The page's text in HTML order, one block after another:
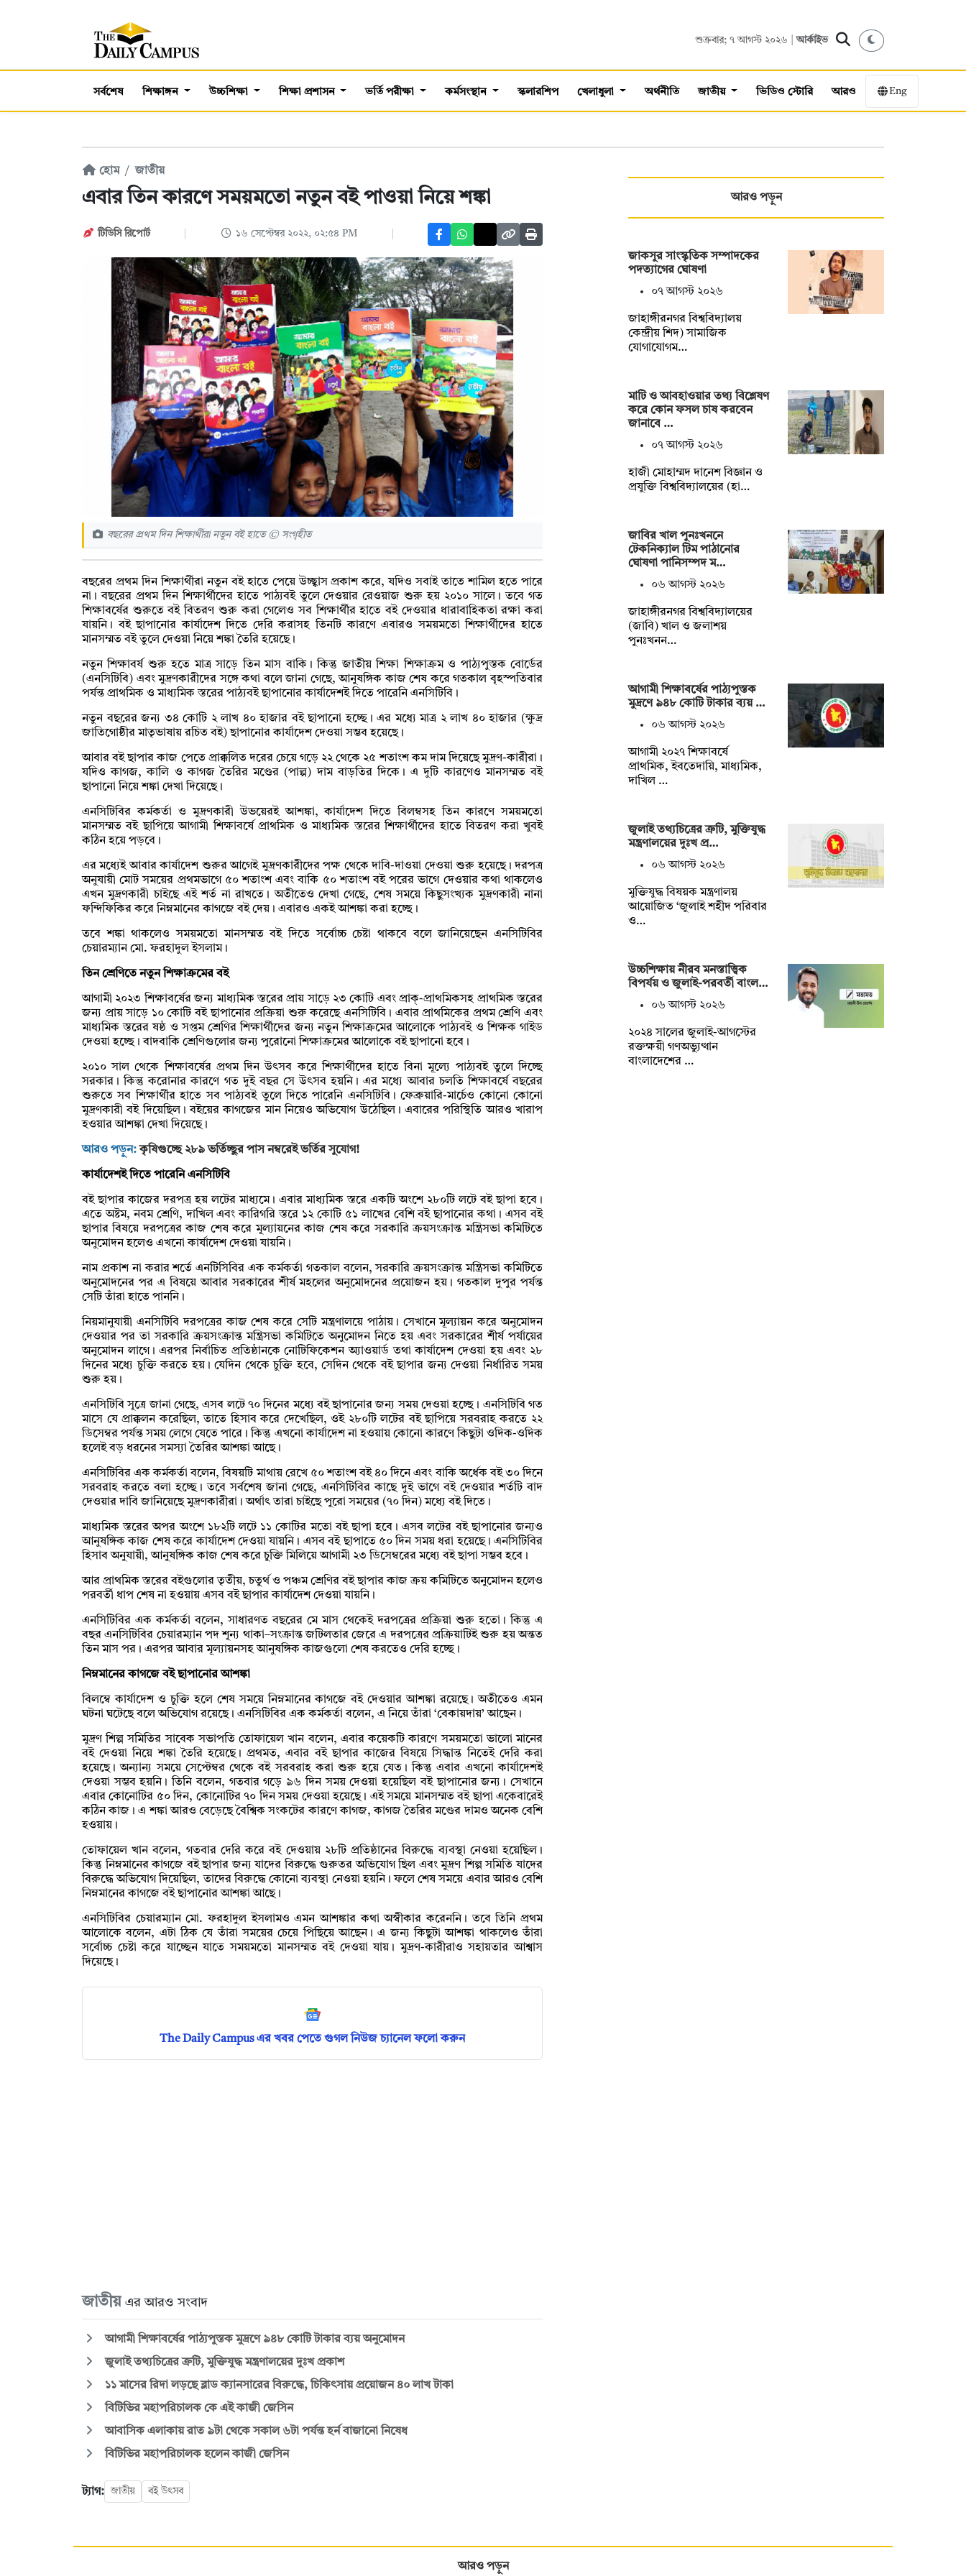
শুক্রবার; ৭ আগস্ট ২০২৬ |আর্কাইভ
সর্বশেষ শিক্ষাঙ্গন উচ্চশিক্ষা শিক্ষা প্রশাসন ভর্তি পরীক্ষা কর্মসংস্থান স্কলারশিপ খেলাধুলা অর্থনীতি জাতীয় ভিডিও স্টোরি আরও Eng
হোম জাতীয়
এবার তিন কারণে সময়মতো নতুন বই পাওয়া নিয়ে শঙ্কা
টিডিসি রিপোর্ট ১৬ সেপ্টেম্বর ২০২২, ০২:৫৪ PM
বছরের প্রথম দিন শিক্ষার্থীরা নতুন বই হাতে © সংগৃহীত
বছরের প্রথম দিন শিক্ষার্থীরা নতুন বই হাতে পেয়ে উচ্ছ্বাস প্রকাশ করে, যদিও সবাই তাতে শামিল হতে পারে
না। বছরের প্রথম দিন শিক্ষার্থীদের হাতে পাঠ্যবই তুলে দেওয়ার রেওয়াজ শুরু হয় ২০১০ সালে। তবে গত
শিক্ষাবর্ষের শুরুতে বই বিতরণ শুরু করা গেলেও সব শিক্ষার্থীর হাতে বই দেওয়ার ধারাবাহিকতা রক্ষা করা
যায়নি। বই ছাপানোর কার্যাদেশ দিতে দেরি করাসহ তিনটি কারণে এবারও সময়মতো শিক্ষার্থীদের হাতে
মানসম্মত বই তুলে দেওয়া নিয়ে শঙ্কা তৈরি হয়েছে।
নতুন শিক্ষাবর্ষ শুরু হতে মাত্র সাড়ে তিন মাস বাকি। কিন্তু জাতীয় শিক্ষা শিক্ষাক্রম ও পাঠ্যপুস্তক বোর্ডের
(এনসিটিবি) এবং মুদ্রণকারীদের সঙ্গে কথা বলে জানা গেছে, আনুষঙ্গিক কাজ শেষ করে গতকাল বৃহস্পতিবার
পর্যন্ত প্রাথমিক ও মাধ্যমিক স্তরের পাঠ্যবই ছাপানোর কার্যাদেশই দিতে পারেনি এনসিটিবি।
নতুন বছরের জন্য ৩৪ কোটি ২ লাখ ৪০ হাজার বই ছাপানো হচ্ছে। এর মধ্যে মাত্র ২ লাখ ৪০ হাজার (ক্ষুদ্র
জাতিগোষ্ঠীর মাতৃভাষায় রচিত বই) ছাপানোর কার্যাদেশ দেওয়া সম্ভব হয়েছে।
আবার বই ছাপার কাজ পেতে প্রাক্কলিত দরের চেয়ে গড়ে ২২ থেকে ২৫ শতাংশ কম দাম দিয়েছে মুদ্রণ-কারীরা।
যদিও কাগজ, কালি ও কাগজ তৈরির মণ্ডের (পাল্প) দাম বাড়তির দিকে। এ দুটি কারণেও মানসম্মত বই
ছাপানো নিয়ে শঙ্কা দেখা দিয়েছে।
এনসিটিবির কর্মকর্তা ও মুদ্রণকারী উভয়েরই আশঙ্কা, কার্যাদেশ দিতে বিলম্বসহ তিন কারণে সময়মতো
মানসম্মত বই ছাপিয়ে আগামী শিক্ষাবর্ষে প্রাথমিক ও মাধ্যমিক স্তরের শিক্ষার্থীদের হাতে বিতরণ করা খুবই
কঠিন হয়ে পড়বে।
এর মধ্যেই আবার কার্যাদেশ শুরুর আগেই মুদ্রণকারীদের পক্ষ থেকে দাবি-দাওয়া দেওয়া শুরু হয়েছে। দরপত্র
অনুযায়ী মোট সময়ের প্রথমভাগে ৫০ শতাংশ এবং বাকি ৫০ শতাংশ বই পরের ভাগে দেওয়ার কথা থাকলেও
এখন মুদ্রণকারী চাইছে এই শর্ত না রাখতে। অতীতেও দেখা গেছে, শেষ সময়ে কিছুসংখ্যক মুদ্রণকারী নানা
ফন্দিফিকির করে নিম্নমানের কাগজে বই দেয়। এবারও একই আশঙ্কা করা হচ্ছে।
তবে শঙ্কা থাকলেও সময়মতো মানসম্মত বই দিতে সর্বোচ্চ চেষ্টা থাকবে বলে জানিয়েছেন এনসিটিবির
চেয়ারম্যান মো. ফরহাদুল ইসলাম।
তিন শ্রেণিতে নতুন শিক্ষাক্রমের বই
আগামী ২০২৩ শিক্ষাবর্ষের জন্য মাধ্যমিক স্তরের প্রায় সাড়ে ২৩ কোটি এবং প্রাক্-প্রাথমিকসহ প্রাথমিক স্তরের
জন্য প্রায় সাড়ে ১০ কোটি বই ছাপানোর প্রক্রিয়া শুরু করেছে এনসিটিবি। এবার প্রাথমিকের প্রথম শ্রেণি এবং
মাধ্যমিক স্তরের ষষ্ঠ ও সপ্তম শ্রেণির শিক্ষার্থীদের জন্য নতুন শিক্ষাক্রমের আলোকে পাঠ্যবই ও শিক্ষক গাইড
দেওয়া হচ্ছে। বাদবাকি শ্রেণিগুলোর জন্য পুরোনো শিক্ষাক্রমের আলোকে বই ছাপানো হবে।
২০১০ সাল থেকে শিক্ষাবর্ষের প্রথম দিন উৎসব করে শিক্ষার্থীদের হাতে বিনা মূল্যে পাঠ্যবই তুলে দিচ্ছে
সরকার। কিন্তু করোনার কারণে গত দুই বছর সে উৎসব হয়নি। এর মধ্যে আবার চলতি শিক্ষাবর্ষে বছরের
শুরুতে সব শিক্ষার্থীর হাতে সব পাঠ্যবই তুলে দিতে পারেনি এনসিটিবি। ফেব্রুয়ারি-মার্চেও কোনো কোনো
মুদ্রণকারী বই দিয়েছিল। বইয়ের কাগজের মান নিয়েও অভিযোগ উঠেছিল। এবারের পরিস্থিতি আরও খারাপ
হওয়ার আশঙ্কা দেখা দিয়েছে।
আরও পড়ুন:কৃষিগুচ্ছে ২৮৯ ভর্তিচ্ছুর পাস নম্বরেই ভর্তির সুযোগ!
কার্যাদেশই দিতে পারেনি এনসিটিবি
বই ছাপার কাজের দরপত্র হয় লটের মাধ্যমে। এবার মাধ্যমিক স্তরে একটি অংশে ২৮০টি লটে বই ছাপা হবে।
এতে অষ্টম, নবম শ্রেণি, দাখিল এবং কারিগরি স্তরে ১২ কোটি ৫১ লাখের বেশি বই ছাপানোর কথা। এসব বই
ছাপার বিষয়ে দরপত্রের কাজ শেষ করে মূল্যায়নের কাজ শেষ করে সরকারি ক্রয়সংক্রান্ত মন্ত্রিসভা কমিটিতে
অনুমোদন হলেও এখনো কার্যাদেশ দেওয়া যায়নি।
নাম প্রকাশ না করার শর্তে এনটিসিবির এক কর্মকর্তা গতকাল বলেন, সরকারি ক্রয়সংক্রান্ত মন্ত্রিসভা কমিটিতে
অনুমোদনের পর এ বিষয়ে আবার সরকারের শীর্ষ মহলের অনুমোদনের প্রয়োজন হয়। গতকাল দুপুর পর্যন্ত
সেটি তাঁরা হাতে পাননি।
নিয়মানুযায়ী এনসিটিবি দরপত্রের কাজ শেষ করে সেটি মন্ত্রণালয়ে পাঠায়। সেখানে মূল্যায়ন করে অনুমোদন
দেওয়ার পর তা সরকারি ক্রয়সংক্রান্ত মন্ত্রিসভা কমিটিতে অনুমোদন নিতে হয় এবং সরকারের শীর্ষ পর্যায়ের
অনুমোদন লাগে। এরপর নির্বাচিত প্রতিষ্ঠানকে নোটিফিকেশন অ্যাওয়ার্ড তথা কার্যাদেশ দেওয়া হয় এবং ২৮
দিনের মধ্যে চুক্তি করতে হয়। যেদিন থেকে চুক্তি হবে, সেদিন থেকে বই ছাপার জন্য দেওয়া নির্ধারিত সময়
শুরু হয়।
এনসিটিবি সূত্রে জানা গেছে, এসব লটে ৭০ দিনের মধ্যে বই ছাপানোর জন্য সময় দেওয়া হচ্ছে। এনসিটিবি গত
মাসে যে প্রাক্কলন করেছিল, তাতে হিসাব করে দেখেছিল, ওই ২৮০টি লটের বই ছাপিয়ে সরবরাহ করতে ২২
ডিসেম্বর পর্যন্ত সময় লেগে যেতে পারে। কিন্তু এখনো কার্যাদেশ না হওয়ায় কোনো কারণে কিছুটা ওদিক-ওদিক
হলেই বড় ধরনের সমস্যা তৈরির আশঙ্কা আছে।
এনসিটিবির এক কর্মকর্তা বলেন, বিষয়টি মাথায় রেখে ৫০ শতাংশ বই ৪০ দিনে এবং বাকি অর্ধেক বই ৩০ দিনে
সরবরাহ করতে বলা হচ্ছে। তবে সর্বশেষ জানা গেছে, এনসিটিবির কাছে দুই ভাগে বই দেওয়ার শর্তটি বাদ
দেওয়ার দাবি জানিয়েছে মুদ্রণকারীরা। অর্থাৎ তারা চাইছে পুরো সময়ের (৭০ দিন) মধ্যে বই দিতে।
মাধ্যমিক স্তরের অপর অংশে ১৮২টি লটে ১১ কোটির মতো বই ছাপা হবে। এসব লটের বই ছাপানোর জন্যও
আনুষঙ্গিক কাজ শেষ করে কার্যাদেশ দেওয়া যায়নি। এসব বই ছাপাতে ৫০ দিন সময় ধরা হয়েছে। এনসিটিবির
হিসাব অনুযায়ী, আনুষঙ্গিক কাজ শেষ করে চুক্তি মিলিয়ে আগামী ২৩ ডিসেম্বরের মধ্যে বই ছাপা সম্ভব হবে।
আর প্রাথমিক স্তরের বইগুলোর তৃতীয়, চতুর্থ ও পঞ্চম শ্রেণির বই ছাপার কাজ ক্রয় কমিটিতে অনুমোদন হলেও
পরবর্তী ধাপ শেষ না হওয়ায় এসব বই ছাপার কার্যাদেশ দেওয়া যায়নি।
এনসিটিবির এক কর্মকর্তা বলেন, সাধারণত বছরের মে মাস থেকেই দরপত্রের প্রক্রিয়া শুরু হতো। কিন্তু এ
বছর এনসিটিবির চেয়ারম্যান পদ শূন্য থাকা–সংক্রান্ত জটিলতার জেরে এ দরপত্রের প্রক্রিয়াটিই শুরু হয় অন্তত
তিন মাস পর। এরপর আবার মূল্যায়নসহ আনুষঙ্গিক কাজগুলো শেষ করতেও দেরি হচ্ছে।
নিম্নমানের কাগজে বই ছাপানোর আশঙ্কা
বিলম্বে কার্যাদেশ ও চুক্তি হলে শেষ সময়ে নিম্নমানের কাগজে বই দেওয়ার আশঙ্কা রয়েছে। অতীতেও এমন
ঘটনা ঘটেছে বলে অভিযোগ রয়েছে। এনসিটিবির এক কর্মকর্তা বলেন, এ নিয়ে তাঁরা ‘বেকায়দায়’ আছেন।
মুদ্রণ শিল্প সমিতির সাবেক সভাপতি তোফায়েল খান বলেন, এবার কয়েকটি কারণে সময়মতো ভালো মানের
বই দেওয়া নিয়ে শঙ্কা তৈরি হয়েছে। প্রথমত, এবার বই ছাপার কাজের বিষয়ে সিদ্ধান্ত নিতেই দেরি করা
হয়েছে। অন্যান্য সময়ে সেপ্টেম্বর থেকে বই সরবরাহ করা শুরু হয়ে যেত। কিন্তু এবার এখনো কার্যাদেশই
দেওয়া সম্ভব হয়নি। তিনি বলেন, গতবার গড়ে ৯৬ দিন সময় দেওয়া হয়েছিল বই ছাপানোর জন্য। সেখানে
এবার কোনোটির ৫০ দিন, কোনোটির ৭০ দিন সময় দেওয়া হয়েছে। এই সময়ে মানসম্মত বই ছাপা একেবারেই
কঠিন কাজ। এ শঙ্কা আরও বেড়েছে বৈশ্বিক সংকটের কারণে কাগজ, কাগজ তৈরির মণ্ডের দামও অনেক বেশি
হওয়ায়।
তোফায়েল খান বলেন, গতবার দেরি করে বই দেওয়ায় ২৮টি প্রতিষ্ঠানের বিরুদ্ধে ব্যবস্থা নেওয়া হয়েছিল।
কিন্তু নিম্নমানের কাগজে বই ছাপার জন্য যাদের বিরুদ্ধে গুরুতর অভিযোগ ছিল এবং মুদ্রণ শিল্প সমিতি যাদের
বিরুদ্ধে অভিযোগ দিয়েছিল, তাদের বিরুদ্ধে কোনো ব্যবস্থা নেওয়া হয়নি। ফলে শেষ সময়ে এবার আরও বেশি
নিম্নমানের কাগজে বই ছাপানোর আশঙ্কা আছে।
এনসিটিবির চেয়ারম্যান মো. ফরহাদুল ইসলামও এমন আশঙ্কার কথা অস্বীকার করেননি। তবে তিনি প্রথম
আলোকে বলেন, এটা ঠিক যে তাঁরা সময়ের চেয়ে পিছিয়ে আছেন। এ জন্য কিছুটা আশঙ্কা থাকলেও তাঁরা
সর্বোচ্চ চেষ্টা করে যাচ্ছেন যাতে সময়মতো মানসম্মত বই দেওয়া যায়। মুদ্রণ-কারীরাও সহায়তার আশ্বাস
দিয়েছে।
The Daily Campus এর খবর পেতে গুগল নিউজ চ্যানেল ফলো করুন
জাতীয় এর আরও সংবাদ
আগামী শিক্ষাবর্ষের পাঠ্যপুস্তক মুদ্রণে ৯৪৮ কোটি টাকার ব্যয় অনুমোদন
জুলাই তথ্যচিত্রের ত্রুটি, মুক্তিযুদ্ধ মন্ত্রণালয়ের দুঃখ প্রকাশ
১১ মাসের রিদা লড়ছে ব্লাড ক্যানসারের বিরুদ্ধে, চিকিৎসায় প্রয়োজন ৪০ লাখ টাকা
বিটিভির মহাপরিচালক কে এই কাজী জেসিন
আবাসিক এলাকায় রাত ৯টা থেকে সকাল ৬টা পর্যন্ত হর্ন বাজানো নিষেধ
বিটিভির মহাপরিচালক হলেন কাজী জেসিন
ট্যাগ: জাতীয় বই উৎসব
আরও পড়ুন
জাকসুর সাংস্কৃতিক সম্পাদকের
পদত্যাগের ঘোষণা
০৭ আগস্ট ২০২৬
‎জাহাঙ্গীরনগর বিশ্ববিদ্যালয়
কেন্দ্রীয় শিদ) সামাজিক
যোগাযোগম…
মাটি ও আবহাওয়ার তথ্য বিশ্লেষণ
করে কোন ফসল চাষ করবেন
জানাবে …
০৭ আগস্ট ২০২৬
হাজী মোহাম্মদ দানেশ বিজ্ঞান ও
প্রযুক্তি বিশ্ববিদ্যালয়ের (হা…
জাবির খাল পুনঃখননে
টেকনিক্যাল টিম পাঠানোর
ঘোষণা পানিসম্পদ ম…
০৬ আগস্ট ২০২৬
‎‎জাহাঙ্গীরনগর বিশ্ববিদ্যালয়ের
(জাবি) খাল ও জলাশয়
পুনঃখনন…
আগামী শিক্ষাবর্ষের পাঠ্যপুস্তক
মুদ্রণে ৯৪৮ কোটি টাকার ব্যয় …
০৬ আগস্ট ২০২৬
আগামী ২০২৭ শিক্ষাবর্ষে
প্রাথমিক, ইবতেদায়ি, মাধ্যমিক,
দাখিল …
জুলাই তথ্যচিত্রের ত্রুটি, মুক্তিযুদ্ধ
মন্ত্রণালয়ের দুঃখ প্র…
০৬ আগস্ট ২০২৬
মুক্তিযুদ্ধ বিষয়ক মন্ত্রণালয়
আয়োজিত ‘জুলাই শহীদ পরিবার
ও…
উচ্চশিক্ষায় নীরব মনস্তাত্ত্বিক
বিপর্যয় ও জুলাই-পরবর্তী বাংল…
০৬ আগস্ট ২০২৬
২০২৪ সালের জুলাই-আগস্টের
রক্তক্ষয়ী গণঅভ্যুত্থান
বাংলাদেশের …
আরও পড়ুন